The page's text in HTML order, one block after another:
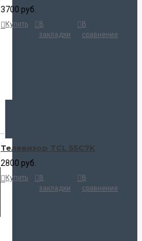
3700 руб.
Купить
В
закладки
В
сравнение
Телевизор TCL 55C7K
2800 руб.
Купить
В
закладки
В
сравнение